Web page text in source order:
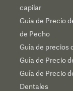
capilar
Guía de Precio
de Pecho
Guía de precios
Guía de Precio
Guía de Precio
Dentales